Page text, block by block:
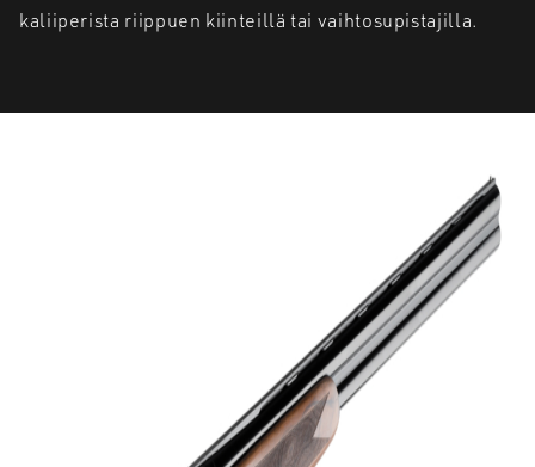
kaliiperista riippuen kiinteillä tai vaihtosupistajilla.